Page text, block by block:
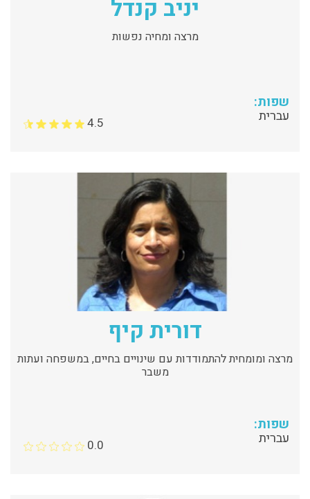
יניב קנדל
מרצה ומחיה נפשות
שפות:
עברית 4.5
דורית קיף
מרצה ומומחית להתמודדות עם שינויים בחיים, במשפחה ועתות
משבר
שפות:
עברית 0.0